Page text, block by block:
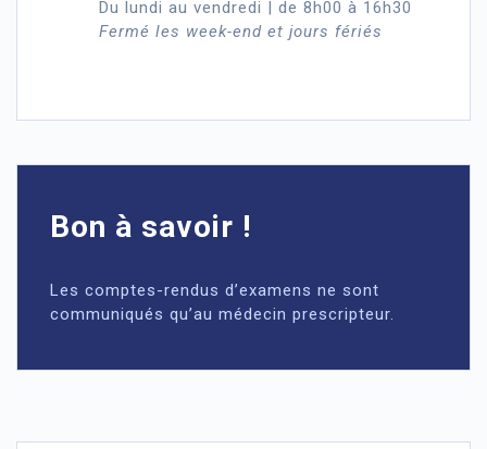
Du lundi au vendredi | de 8h00 à 16h30
Fermé les week-end et jours fériés
Bon à savoir !
Les comptes-rendus d’examens ne sont
communiqués qu’au médecin prescripteur.